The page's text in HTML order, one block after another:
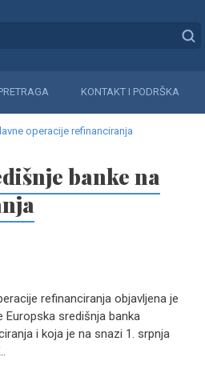
KONTAKT I PODRŠKA
operacije refinanciranja
banke na
refinanciranja objavljena je
središnja banka
i koja je na snazi 1. srpnja